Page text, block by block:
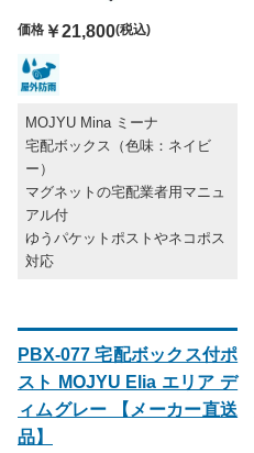
価格 ￥21,800(税込)
MOJYU Mina ミーナ
宅配ボックス（色味：ネイビ
ー）
マグネットの宅配業者用マニュ
アル付
ゆうパケットポストやネコポス
対応
PBX-077 宅配ボックス付ポ
スト MOJYU Elia エリア デ
ィムグレー 【メーカー直送
品】